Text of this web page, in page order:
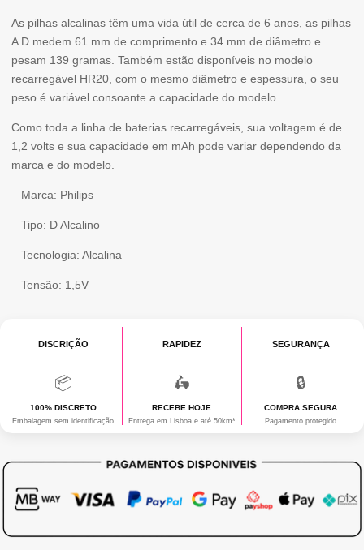
D
LR20
BLISTER*2
As pilhas alcalinas têm uma vida útil de cerca de 6 anos, as pilhas
A D medem 61 mm de comprimento e 34 mm de diâmetro e
pesam 139 gramas. Também estão disponíveis no modelo
recarregável HR20, com o mesmo diâmetro e espessura, o seu
peso é variável consoante a capacidade do modelo.
Como toda a linha de baterias recarregáveis, sua voltagem é de
1,2 volts e sua capacidade em mAh pode variar dependendo da
marca e do modelo.
– Marca: Philips
– Tipo: D Alcalino
– Tecnologia: Alcalina
– Tensão: 1,5V
DISCRIÇÃO
📦
100% DISCRETO
Embalagem sem identificação
RAPIDEZ
🛵
RECEBE HOJE
Entrega em Lisboa e até 50km*
SEGURANÇA
🔒
COMPRA SEGURA
Pagamento protegido